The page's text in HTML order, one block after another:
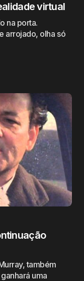
virtual
na porta.
arrojado, olha só
também
uma